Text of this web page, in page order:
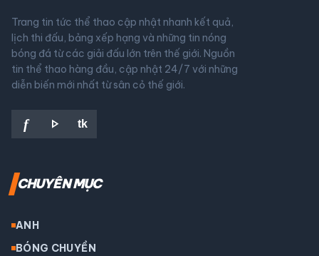
Trang tin tức thể thao cập nhật nhanh kết quả,
lịch thi đấu, bảng xếp hạng và những tin nóng
bóng đá từ các giải đấu lớn trên thế giới. Nguồn
tin thể thao hàng đầu, cập nhật 24/7 với những
diễn biến mới nhất từ sân cỏ thế giới.
f play_arrow tk
CHUYÊN MỤC
ANH
BÓNG CHUYỀN